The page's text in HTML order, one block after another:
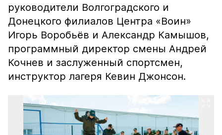
руководители Волгоградского и
Донецкого филиалов Центра «Воин»
Игорь Воробьёв и Александр Камышов,
программный директор смены Андрей
Кочнев и заслуженный спортсмен,
инструктор лагеря Кевин Джонсон.